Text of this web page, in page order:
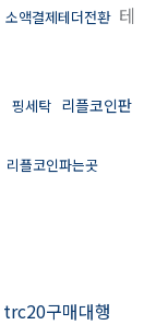
소액결제테더전환 테
핑세탁 리플코인판
리플코인파는곳
trc20구매대행